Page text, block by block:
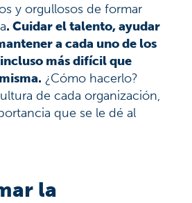
y orgullosos de formar
. Cuidar el talento, ayudar
a cada uno de los
más difícil que
¿Cómo hacerlo?
de cada organización,
que se le dé al
la